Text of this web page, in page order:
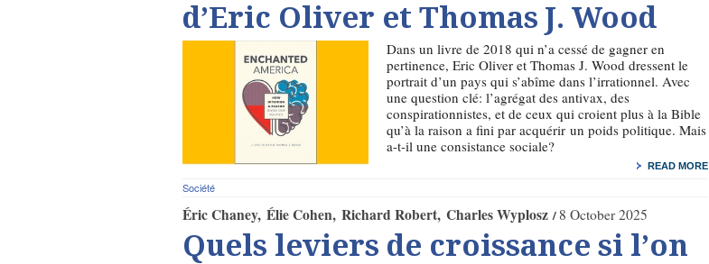
d’Eric Oliver et Thomas J. Wood
Dans un livre de 2018 qui n’a cessé de gagner en
pertinence, Eric Oliver et Thomas J. Wood dressent le
portrait d’un pays qui s’abîme dans l’irrationnel. Avec
une question clé: l’agrégat des antivax, des
conspirationnistes, et de ceux qui croient plus à la Bible
qu’à la raison a fini par acquérir un poids politique. Mais
a-t-il une consistance sociale?
READ MORE
Société
Éric Chaney Élie Cohen Richard Robert Charles Wyplosz 8 October 2025
Quels leviers de croissance si l’on